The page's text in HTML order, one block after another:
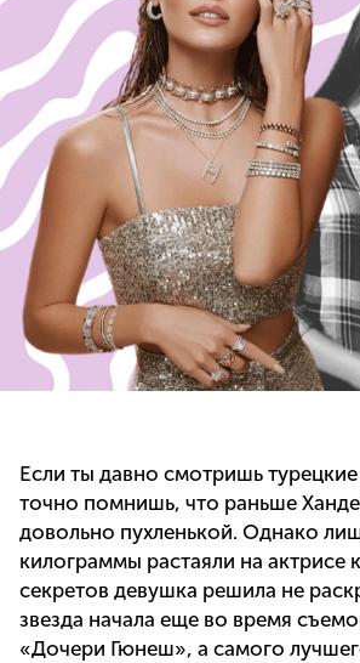
Если ты давно смотришь
точно помнишь, что раньше
довольно пухленькой. Однако
килограммы растаяли на актрисе
секретов девушка решила не
звезда начала еще во время
«Дочери Гюнеш», а самого